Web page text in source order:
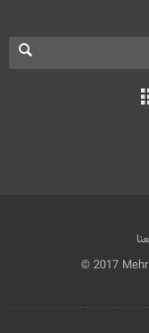
© 2017